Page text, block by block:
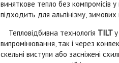
виняткове тепло без компромісів
підходить для альпінізму,
Тепловідбивна технологія TILT
випромінювання, так і через
скельні виступи або засніжені